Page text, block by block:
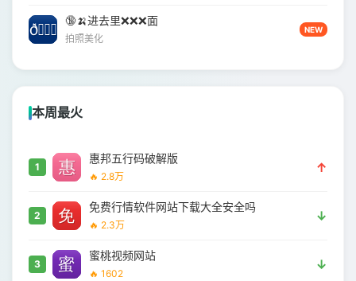
🔞🍌进去里❌❌❌面
拍照美化
NEW
本周最火
1
惠邦五行码破解版
🔥 2.8万
↑
2
免费行情软件网站下载大全安全吗
🔥 2.3万
↓
3
蜜桃视频网站
🔥 1602
↓